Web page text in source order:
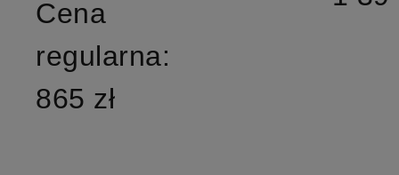
Cena
regularna:
865 zł